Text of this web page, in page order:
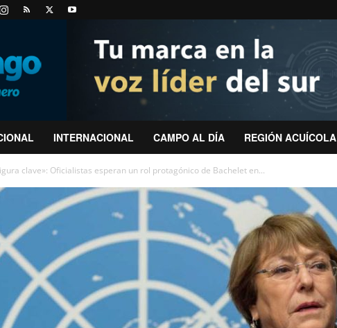
INTERNACIONAL CAMPO AL DÍA REGIÓN ACUÍCOLA
clave»: Oficialistas esperan un rol protagónico de Bachelet en...